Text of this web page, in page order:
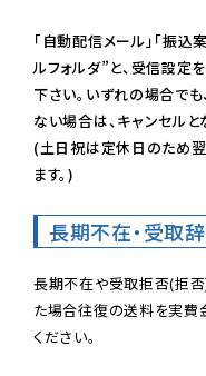
「自動配信メール」「振
ルフォルダ”と、受信設定
下さい。いずれの場合で
ない場合は、キャンセル
(土日祝は定休日のため
ます。)
長期不在・受取
長期不在や受取拒否(拒
た場合往復の送料を実費
ください。